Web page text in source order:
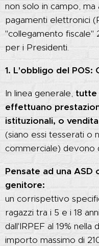
non solo in campo, ma
pagamenti elettronici
"collegamento fiscale"
per i Presidenti.
1. L'obbligo del POS:
In linea generale, tutte
effettuano
istituzionali, o
(siano essi tesserati o
commerciale) devono
Pensate ad una ASD
genitore:
un corrispettivo
ragazzi tra i 5 e i 18
dall'IRPEF al 19%
importo massimo di